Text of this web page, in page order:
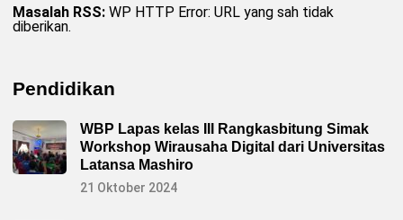
Masalah RSS: WP HTTP Error: URL yang sah tidak
diberikan.
Pendidikan
WBP Lapas kelas III Rangkasbitung Simak
Workshop Wirausaha Digital dari Universitas
Latansa Mashiro
21 Oktober 2024